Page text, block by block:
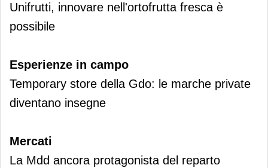
Unifrutti, innovare nell'ortofrutta fresca è
possibile
Esperienze in campo
Temporary store della Gdo: le marche private
diventano insegne
Mercati
La Mdd ancora protagonista del reparto